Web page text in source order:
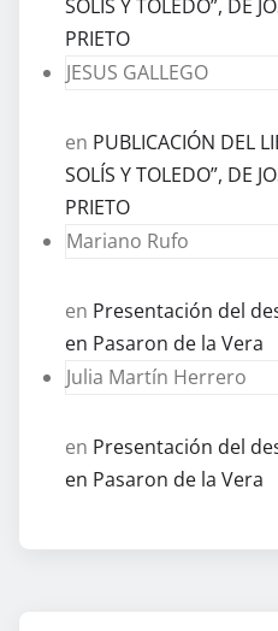
SOLÍS Y TOLEDO”, DE
PRIETO
JESUS GALLEGO
en PUBLICACIÓN DEL
SOLÍS Y TOLEDO”, DE
PRIETO
Mariano Rufo
en Presentación del
en Pasaron de la Vera
Julia Martín Herrero
en Presentación del
en Pasaron de la Vera